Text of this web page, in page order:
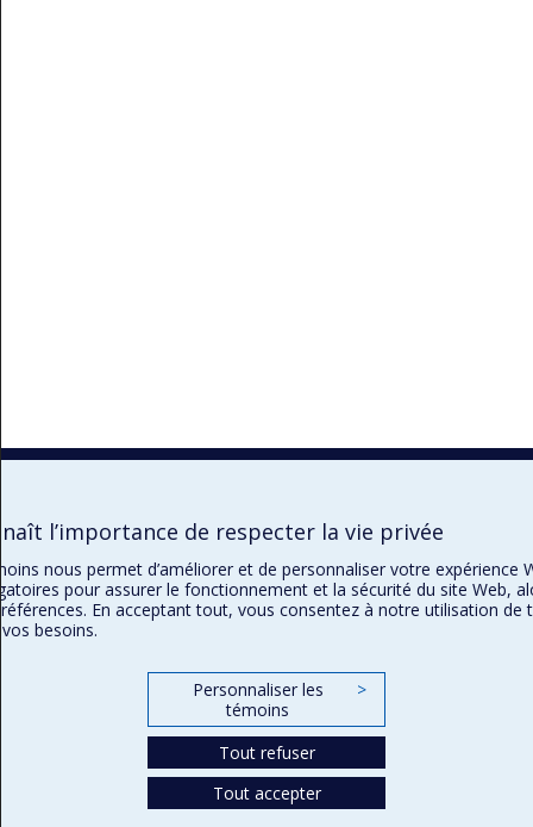
l’importance de respecter la vie privée
nous permet d’améliorer et de personnaliser votre expérience
pour assurer le fonctionnement et la sécurité du site Web,
En acceptant tout, vous consentez à notre utilisation de
besoins.
Personnaliser les
témoins
>
Tout refuser
Tout accepter